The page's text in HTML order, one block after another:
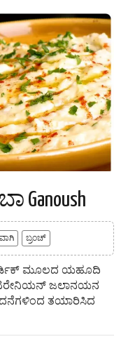
ಬ್ರಂಚ್
ಮೂಲದ ಯಹೂದಿ
ಜಲಾನಯನ
ತಯಾರಿಸಿದ